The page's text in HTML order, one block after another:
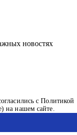
с Политикой
на нашем сайте.
новостях